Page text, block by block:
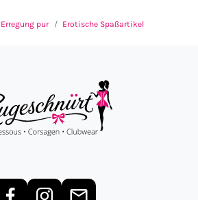
Erregung pur Erotische Spaßartikel